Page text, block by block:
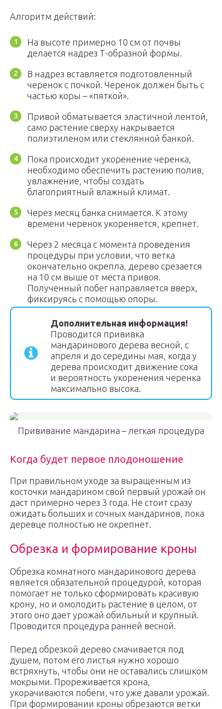
Алгоритм действий:
На высоте примерно 10 см от почвы
делается надрез Т-образной формы.
В надрез вставляется подготовленный
черенок с почкой. Черенок должен быть с
частью коры – «пяткой».
Привой обматывается эластичной лентой,
само растение сверху накрывается
полиэтиленом или стеклянной банкой.
Пока происходит укоренение черенка,
необходимо обеспечить растению полив,
увлажнение, чтобы создать
благоприятный влажный климат.
Через месяц банка снимается. К этому
времени черенок укореняется, крепнет.
Через 2 месяца с момента проведения
процедуры при условии, что ветка
окончательно окрепла, дерево срезается
на 10 см выше от места привоя.
Полученный побег направляется вверх,
фиксируясь с помощью опоры.
Дополнительная информация!
Проводится прививка
мандаринового дерева весной, с
апреля и до середины мая, когда у
дерева происходит движение сока
и вероятность укоренения черенка
максимально высока.
Прививание мандарина – легкая процедура
Когда будет первое плодоношение
При правильном уходе за выращенным из
косточки мандарином свой первый урожай он
даст примерно через 3 года. Не стоит сразу
ожидать больших и сочных мандаринов, пока
деревце полностью не окрепнет.
Обрезка и формирование кроны
Обрезка комнатного мандаринового дерева
является обязательной процедурой, которая
помогает не только сформировать красивую
крону, но и омолодить растение в целом, от
этого оно дает урожай обильный и крупный.
Проводится процедура ранней весной.
Перед обрезкой дерево смачивается под
душем, потом его листья нужно хорошо
встряхнуть, чтобы они не оставались слишком
мокрыми. Прореживается крона,
укорачиваются побеги, что уже давали урожай.
При формировании кроны обрезаются ветки